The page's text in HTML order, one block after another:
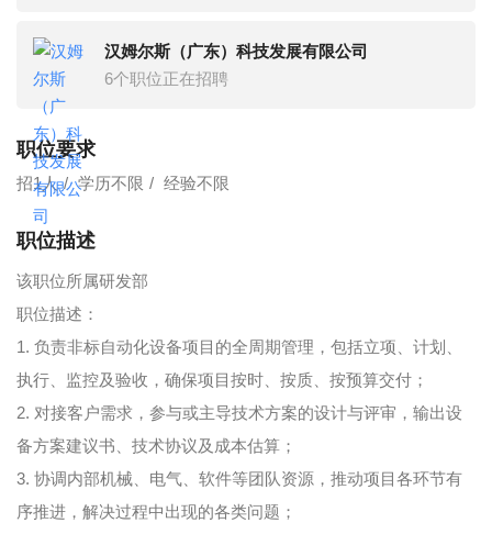
汉姆尔斯（广东）科技发展有限公司
6个职位正在招聘
职位要求
招1人 学历不限 经验不限
职位描述
该职位所属研发部
职位描述：
1. 负责非标自动化设备项目的全周期管理，包括立项、计划、
执行、监控及验收，确保项目按时、按质、按预算交付；
2. 对接客户需求，参与或主导技术方案的设计与评审，输出设
备方案建议书、技术协议及成本估算；
3. 协调内部机械、电气、软件等团队资源，推动项目各环节有
序推进，解决过程中出现的各类问题；